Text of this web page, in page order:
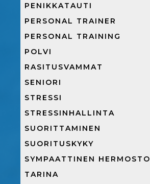
PENIKKATAUTI
PERSONAL TRAINER
PERSONAL TRAINING
POLVI
RASITUSVAMMAT
SENIORI
STRESSI
STRESSINHALLINTA
SUORITTAMINEN
SUORITUSKYKY
SYMPAATTINEN HERMOSTO
TARINA